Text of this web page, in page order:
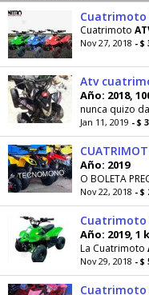
Cuatrimoto
Cuatrimoto
Nov 27, 2018 - $
Año: 2018,
nunca quizo
Jan 11, 2019 - $
Año: 2019
Nov 22, 2018 - $
Cuatrimoto
Año: 2019, 1
La Cuatrimoto
Nov 29, 2018 - $